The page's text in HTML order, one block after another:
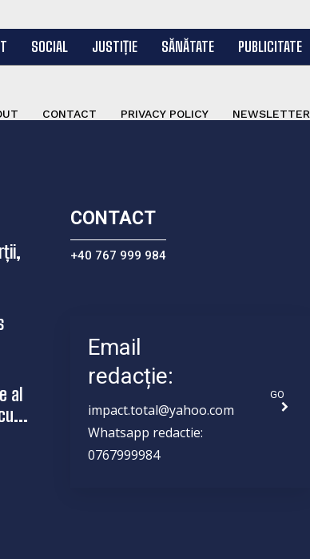
SOCIAL JUSTIȚIE SĂNĂTATE PUBLICITATE
CONTACT PRIVACY POLICY NEWSLETTER
al
CONTACT
+40 767 999 984
Email
redacție:
impact.total@yahoo.com
Whatsapp redactie:
0767999984
GO